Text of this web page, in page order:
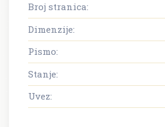
Broj stranica:
Dimenzije:
Pismo:
Stanje:
Uvez: